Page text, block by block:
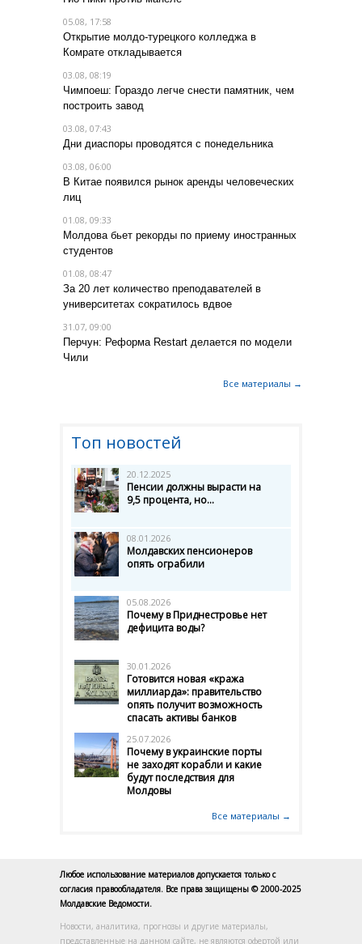
05.08, 17:58
Открытие молдо-турецкого колледжа в
Комрате откладывается
03.08, 08:19
Чимпоеш: Гораздо легче снести памятник, чем
построить завод
03.08, 07:43
Дни диаспоры проводятся с понедельника
03.08, 06:00
В Китае появился рынок аренды человеческих
лиц
01.08, 09:33
Молдова бьет рекорды по приему иностранных
студентов
01.08, 08:47
За 20 лет количество преподавателей в
университетах сократилось вдвое
31.07, 09:00
Перчун: Реформа Restart делается по модели
Чили
Все материалы →
Топ новостей
20.12.2025
Пенсии должны вырасти на
9,5 процента, но...
08.01.2026
Молдавских пенсионеров
опять ограбили
05.08.2026
Почему в Приднестровье нет
дефицита воды?
30.01.2026
Готовится новая «кража
миллиарда»: правительство
опять получит возможность
спасать активы банков
25.07.2026
Почему в украинские порты
не заходят корабли и какие
будут последствия для
Молдовы
Все материалы →
Любое использование материалов допускается только с
согласия правообладателя. Все права защищены © 2000-2025
Молдавские Ведомости.
Новости, аналитика, прогнозы и другие материалы,
представленные на данном сайте, не являются офертой или